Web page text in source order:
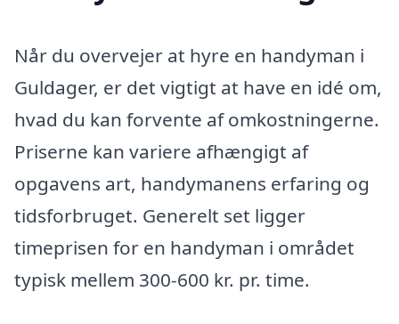
Når du overvejer at hyre en handyman i
Guldager, er det vigtigt at have en idé om,
hvad du kan forvente af omkostningerne.
Priserne kan variere afhængigt af
opgavens art, handymanens erfaring og
tidsforbruget. Generelt set ligger
timeprisen for en handyman i området
typisk mellem 300-600 kr. pr. time.